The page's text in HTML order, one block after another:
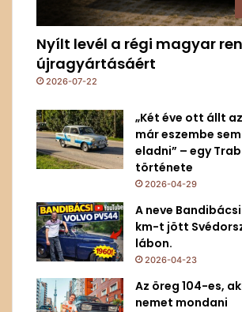
Nyílt levél a régi magyar
újragyártásáért
2026-07-22
„Két éve ott állt
már eszembe
eladni” – egy
története
2026-04-29
A neve
km-t jött
lábon.
2026-04-23
Az öreg 104-es,
nemet mondani